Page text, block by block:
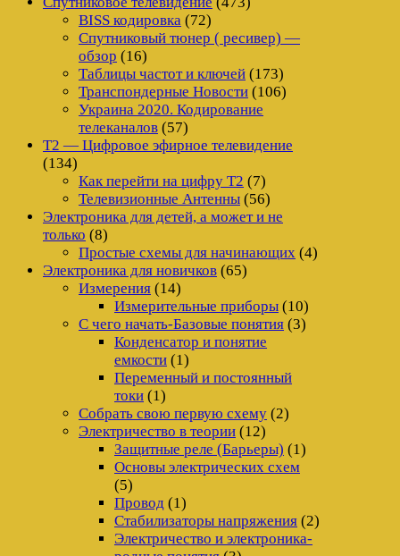
BISS кодировка (72)
Спутниковый тюнер ( ресивер) —
обзор (16)
Таблицы частот и ключей (173)
Транспондерные Новости (106)
Украина 2020. Кодирование
телеканалов (57)
Т2 — Цифровое эфирное телевидение
(134)
Как перейти на цифру Т2 (7)
Телевизионные Антенны (56)
Электроника для детей, а может и не
только (8)
Простые схемы для начинающих (4)
Электроника для новичков (65)
Измерения (14)
Измерительные приборы (10)
С чего начать-Базовые понятия (3)
Конденсатор и понятие
емкости (1)
Переменный и постоянный
токи (1)
Собрать свою первую схему (2)
Электричество в теории (12)
Защитные реле (Барьеры) (1)
Основы электрических схем
(5)
Провод (1)
Стабилизаторы напряжения (2)
Электричество и электроника-